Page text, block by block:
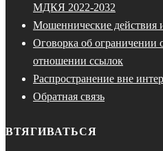
МДКЯ 2022-2032
Мошеннические действия
Оговорка об ограничении
отношении ссылок
Распространение вне
Обратная связь
ВТЯГИВАТЬСЯ